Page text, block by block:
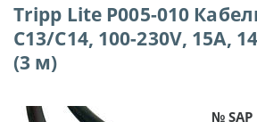
Tripp Lite P005-010
C13/C14, 100-230V, 15A,
(3 м)
№ SAP